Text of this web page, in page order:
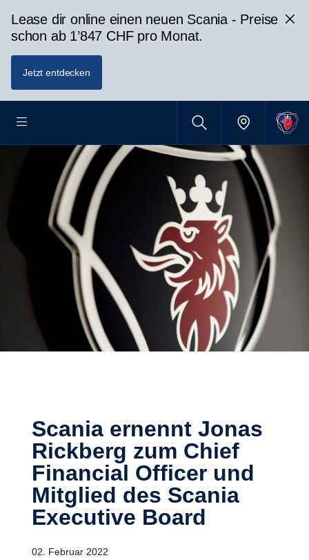
Lease dir online einen neuen Scania - Preise
schon ab 1’847 CHF pro Monat.
Jetzt entdecken
Scania ernennt Jonas
Rickberg zum Chief
Financial Officer und
Mitglied des Scania
Executive Board
02. Februar 2022